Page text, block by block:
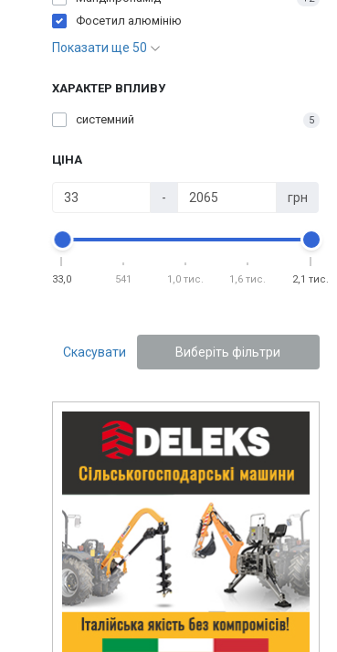
Фосетил алюмінію
Показати ще 50
ХАРАКТЕР ВПЛИВУ
системний 5
ЦІНА
- грн
33,0 541 1,0 тис. 1,6 тис. 2,1 тис.
Скасувати Виберіть фільтри